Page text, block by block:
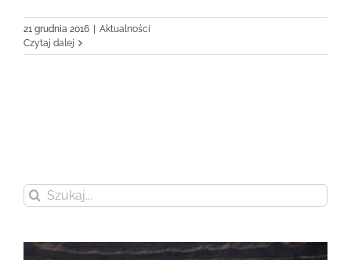
21 grudnia 2016
Aktualności
Czytaj dalej
Szukaj